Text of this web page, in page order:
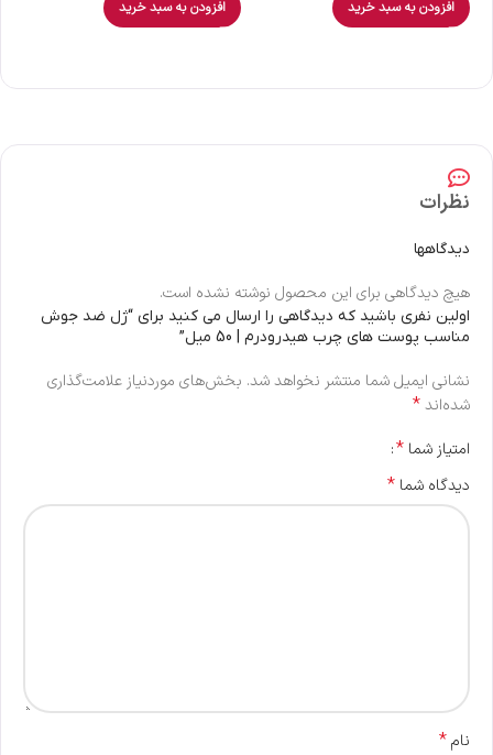
افزودن به سبد خرید افزودن به سبد خرید
نظرات
دیدگاهها
هیچ دیدگاهی برای این محصول نوشته نشده است.
اولین نفری باشید که دیدگاهی را ارسال می کنید برای “ژل ضد جوش
مناسب پوست های چرب هیدرودرم | 50 میل”
نشانی ایمیل شما منتشر نخواهد شد. بخش‌های موردنیاز علامت‌گذاری
شده‌اند*
امتیاز شما *
دیدگاه شما *
نام*